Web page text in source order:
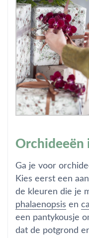
Orchideeën
Ga je voor
Kies eerst een
de kleuren die je
phalaenopsis en
een pantykousje
dat de potgrond